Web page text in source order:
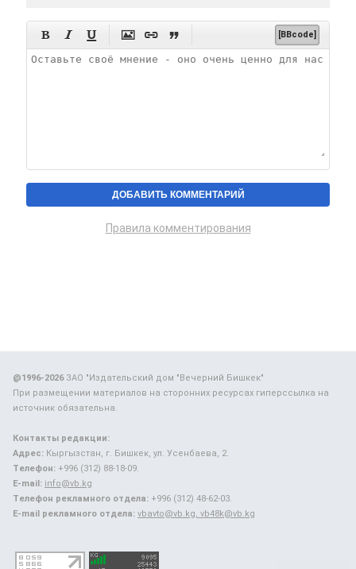
      [BBcode]
Правила комментирования
@1996-2026ЗАО "Издательский дом "Вечерний Бишкек"
При размещении материалов на сторонних ресурсах гиперссылка на
источник обязательна.
Контакты редакции:
Адрес: Кыргызстан, г. Бишкек, ул. Усенбаева, 2.
Телефон: +996 (312) 88-18-09.
E-mail: info@vb.kg
Телефон рекламного отдела: +996 (312) 48-62-03.
E-mail рекламного отдела: vbavto@vb.kg, vb48k@vb.kg